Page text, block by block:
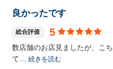
良かったです
総合評価 5
数店舗のお店見ましたが、こ
て… 続きを読む